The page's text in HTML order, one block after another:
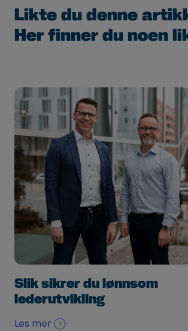
Likte du denne
Her finner du noen
Slik sikrer du lønnsom
lederutvikling
Les mer